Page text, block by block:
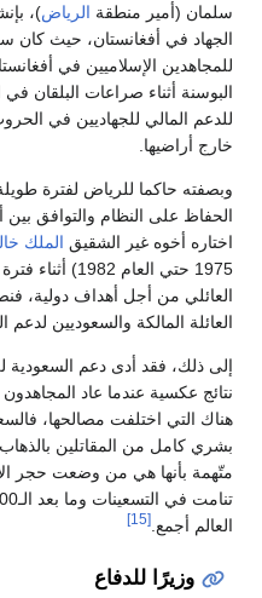
سلمان (أمير منطقة الرياض)،
الجهاد في أفغانستان، حيث كان
للمجاهدين الإسلاميين في
البوسنة أثناء صراعات البلقان
للدعم المالي للجهاديين في
خارج أراضيها.
وبصفته حاكما للرياض لفترة
الحفاظ على النظام والتوافق بين
اختاره أخوه غير الشقيق الملك
1975 حتي العام
العائلي من أجل أهداف دولية،
العائلة المالكة والسعوديين
إلى ذلك، فقد أدى دعم السعودية
نتائج عكسية عندما عاد
هناك التي اختلفت مصالحها،
بشري كامل من المقاتلين
متّهمة بأنها هي من وضعت حجر
العالم أجمع.[15]
وزيرًا للدفاع